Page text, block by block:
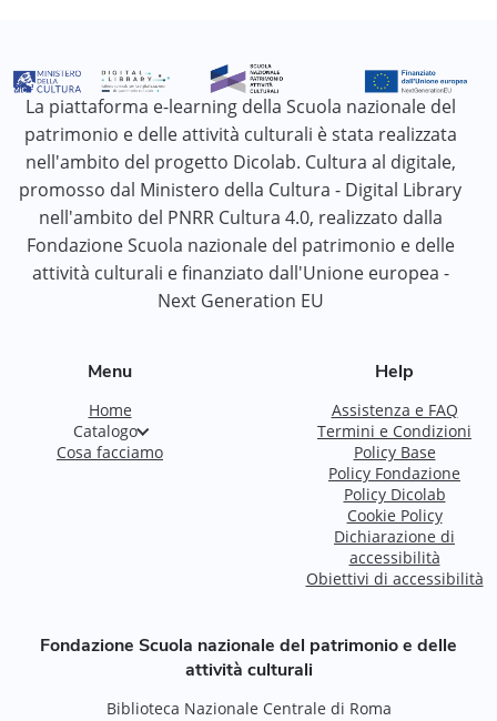
La piattaforma e-learning della Scuola nazionale del
patrimonio e delle attività culturali è stata realizzata
nell'ambito del progetto Dicolab. Cultura al digitale,
promosso dal Ministero della Cultura - Digital Library
nell'ambito del PNRR Cultura 4.0, realizzato dalla
Fondazione Scuola nazionale del patrimonio e delle
attività culturali e finanziato dall'Unione europea -
Next Generation EU
Menu
Home
Catalogo
Cosa facciamo
Help
Assistenza e FAQ
Termini e Condizioni
Policy Base
Policy Fondazione
Policy Dicolab
Cookie Policy
Dichiarazione di
accessibilità
Obiettivi di accessibilità
Fondazione Scuola nazionale del patrimonio e delle
attività culturali
Biblioteca Nazionale Centrale di Roma